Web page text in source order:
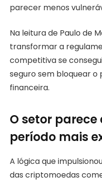
parecer menos
Na leitura de Paulo de
transformar a
competitiva se
seguro sem bloquear o
financeira.
O setor
período mais
A lógica que
das criptomoedas